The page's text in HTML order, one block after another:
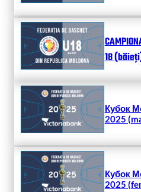
18
Кубок
2025
Кубок
2025